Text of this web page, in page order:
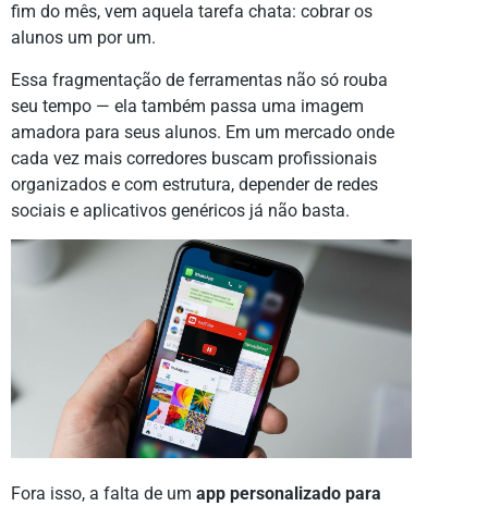
fim do mês, vem aquela tarefa chata: cobrar os
alunos um por um.
Essa fragmentação de ferramentas não só rouba
seu tempo — ela também passa uma imagem
amadora para seus alunos. Em um mercado onde
cada vez mais corredores buscam profissionais
organizados e com estrutura, depender de redes
sociais e aplicativos genéricos já não basta.
Fora isso, a falta de um app personalizado para